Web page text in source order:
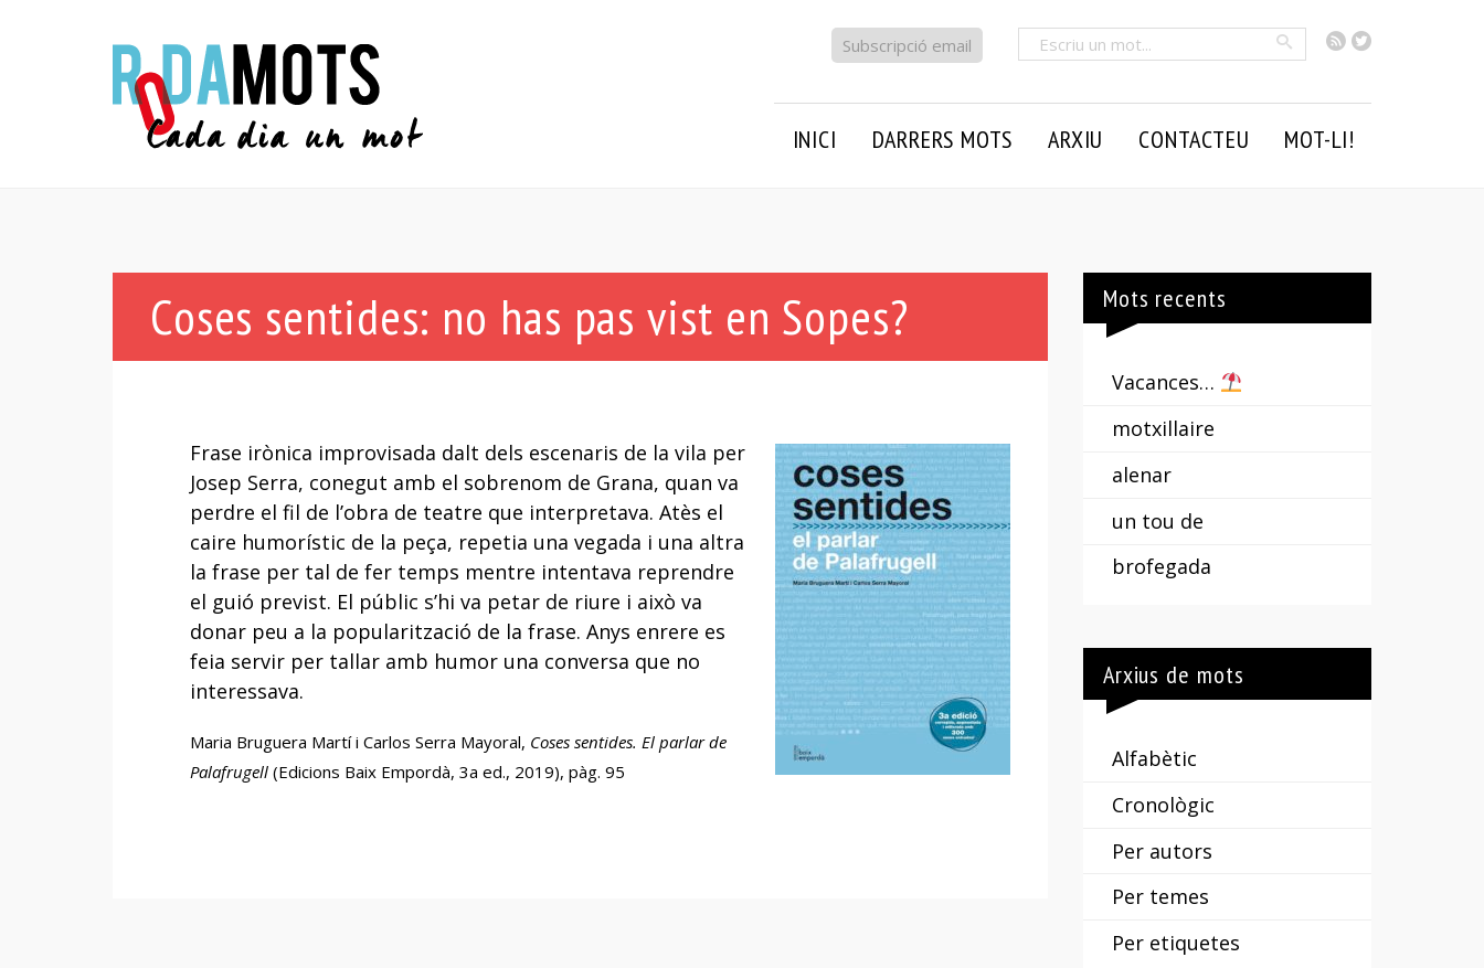
RSSTwitter
Cercar
Subscripció email
INICI DARRERS MOTS ARXIU CONTACTEU MOT-LI!
Coses sentides: no has pas vist en Sopes?
Frase irònica improvisada dalt dels escenaris de la vila per
Josep Serra, conegut amb el sobrenom de Grana, quan va
perdre el fil de l’obra de teatre que interpretava. Atès el
caire humorístic de la peça, repetia una vegada i una altra
la frase per tal de fer temps mentre intentava reprendre
el guió previst. El públic s’hi va petar de riure i això va
donar peu a la popularització de la frase. Anys enrere es
feia servir per tallar amb humor una conversa que no
interessava.
Maria Bruguera Martí i Carlos Serra Mayoral, Coses sentides. El parlar de
Palafrugell(Edicions Baix Empordà, 3a ed., 2019), pàg. 95
Mots recents
Vacances…
motxillaire
alenar
un tou de
brofegada
Arxius de mots
Alfabètic
Cronològic
Per autors
Per temes
Per etiquetes